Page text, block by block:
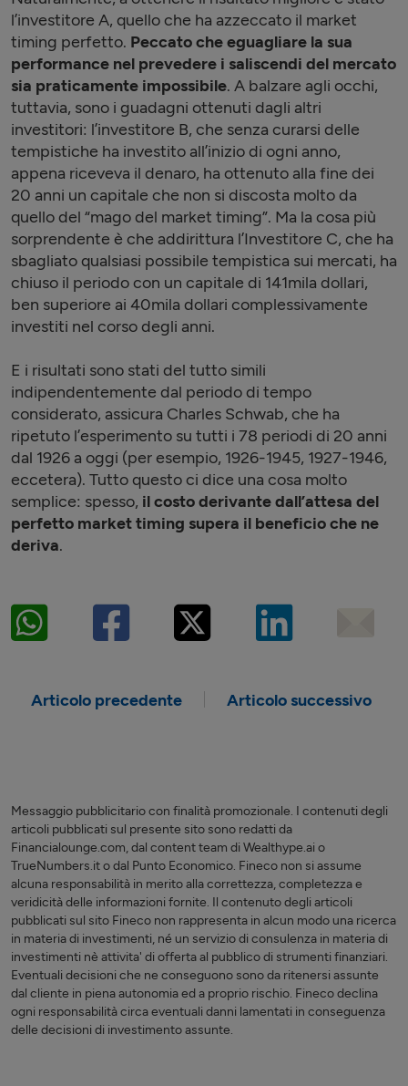
l’investitore A, quello che ha azzeccato il market
timing perfetto. Peccato che eguagliare la sua
performance nel prevedere i saliscendi del mercato
sia praticamente impossibile. A balzare agli occhi,
tuttavia, sono i guadagni ottenuti dagli altri
investitori: l’investitore B, che senza curarsi delle
tempistiche ha investito all’inizio di ogni anno,
appena riceveva il denaro, ha ottenuto alla fine dei
20 anni un capitale che non si discosta molto da
quello del “mago del market timing”. Ma la cosa più
sorprendente è che addirittura l’Investitore C, che ha
sbagliato qualsiasi possibile tempistica sui mercati, ha
chiuso il periodo con un capitale di 141mila dollari,
ben superiore ai 40mila dollari complessivamente
investiti nel corso degli anni.
E i risultati sono stati del tutto simili
indipendentemente dal periodo di tempo
considerato, assicura Charles Schwab, che ha
ripetuto l’esperimento su tutti i 78 periodi di 20 anni
dal 1926 a oggi (per esempio, 1926-1945, 1927-1946,
eccetera). Tutto questo ci dice una cosa molto
semplice: spesso, il costo derivante dall’attesa del
perfetto market timing supera il beneficio che ne
deriva.
Articolo precedente Articolo successivo
Messaggio pubblicitario con finalità promozionale. I contenuti degli
articoli pubblicati sul presente sito sono redatti da
Financialounge.com, dal content team di Wealthype.ai o
TrueNumbers.it o dal Punto Economico. Fineco non si assume
alcuna responsabilità in merito alla correttezza, completezza e
veridicità delle informazioni fornite. Il contenuto degli articoli
pubblicati sul sito Fineco non rappresenta in alcun modo una ricerca
in materia di investimenti, né un servizio di consulenza in materia di
investimenti nè attivita' di offerta al pubblico di strumenti finanziari.
Eventuali decisioni che ne conseguono sono da ritenersi assunte
dal cliente in piena autonomia ed a proprio rischio. Fineco declina
ogni responsabilità circa eventuali danni lamentati in conseguenza
delle decisioni di investimento assunte.